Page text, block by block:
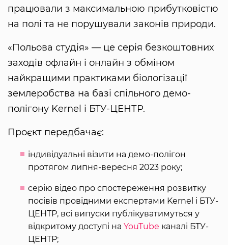
працювали з максимальною прибутковістю
на полі та не порушували законів природи.
«Польова студія» — це серія безкоштовних
заходів офлайн і онлайн з обміном
найкращими практиками біологізації
землеробства на базі спільного демо-
полігону Kernel і БТУ-ЦЕНТР.
Проєкт передбачає:
індивідуальні візити на демо-полігон
протягом липня-вересня 2023 року;
серію відео про спостереження розвитку
посівів провідними експертами Kernel і БТУ-
ЦЕНТР, всі випуски публікуватимуться у
відкритому доступі на YouTube каналі БТУ-
ЦЕНТР;